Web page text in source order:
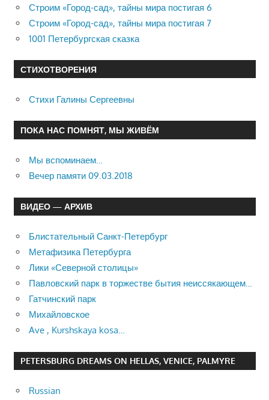
Строим «Город-сад», тайны мира постигая 6
Строим «Город-сад», тайны мира постигая 7
1001 Петербургская сказка
СТИХОТВОРЕНИЯ
Стихи Галины Сергеевны
ПОКА НАС ПОМНЯТ, МЫ ЖИВЁМ
Мы вспоминаем…
Вечер памяти 09.03.2018
ВИДЕО — АРХИВ
Блистательный Санкт-Петербург
Метафизика Петербурга
Лики «Северной столицы»
Павловский парк в торжестве бытия неиссякающем…
Гатчинский парк
Михайловское
Ave , Kurshskaya kosa…
PETERSBURG DREAMS ON HELLAS, VENICE, PALMYRE
Russian